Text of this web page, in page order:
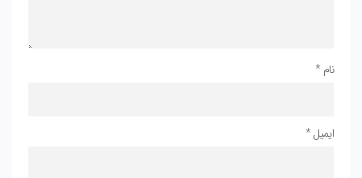
نام *
ایمیل*